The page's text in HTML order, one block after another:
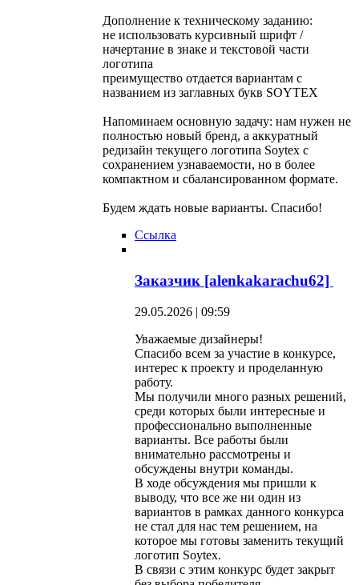
Дополнение к техническому заданию:
не использовать курсивный шрифт /
начертание в знаке и текстовой части
логотипа
преимущество отдается вариантам с
названием из заглавных букв SOYTEX
Напоминаем основную задачу: нам нужен не
полностью новый бренд, а аккуратный
редизайн текущего логотипа Soytex с
сохранением узнаваемости, но в более
компактном и сбалансированном формате.
Будем ждать новые варианты. Спасибо!
Ссылка
Заказчик [alenkakarachu62]
29.05.2026 | 09:59
Уважаемые дизайнеры!
Спасибо всем за участие в конкурсе,
интерес к проекту и проделанную
работу.
Мы получили много разных решений,
среди которых были интересные и
профессионально выполненные
варианты. Все работы были
внимательно рассмотрены и
обсуждены внутри команды.
В ходе обсуждения мы пришли к
выводу, что все же ни один из
вариантов в рамках данного конкурса
не стал для нас тем решением, на
которое мы готовы заменить текущий
логотип Soytex.
В связи с этим конкурс будет закрыт